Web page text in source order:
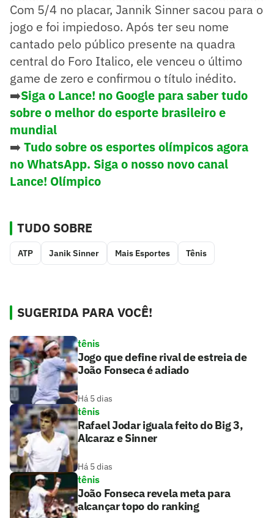
Com 5/4 no placar, Jannik Sinner sacou para o
jogo e foi impiedoso. Após ter seu nome
cantado pelo público presente na quadra
central do Foro Italico, ele venceu o último
game de zero e confirmou o título inédito.
➡️Siga o Lance! no Google para saber tudo
sobre o melhor do esporte brasileiro e
mundial
➡️ Tudo sobre os esportes olímpicos agora
no WhatsApp. Siga o nosso novo canal
Lance! Olímpico
TUDO SOBRE
ATP Janik Sinner Mais Esportes Tênis
SUGERIDA PARA VOCÊ!
tênis
Jogo que define rival de estreia de
João Fonseca é adiado
Há 5 dias
tênis
Rafael Jodar iguala feito do Big 3,
Alcaraz e Sinner
Há 5 dias
tênis
João Fonseca revela meta para
alcançar topo do ranking